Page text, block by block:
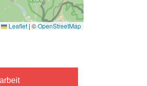
Leaflet | ©OpenStreetMap